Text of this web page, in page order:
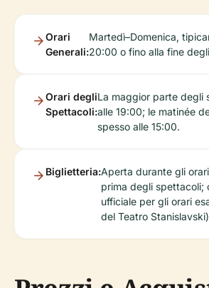
Orari
Generali:
Martedì–Domenica,
20:00 o fino alla fine
Orari degli
Spettacoli:
La maggior parte degli
alle 19:00; le matinée
spesso alle 15:00.
Biglietteria:Aperta durante gli
prima degli spettacoli;
ufficiale per gli orari
del Teatro